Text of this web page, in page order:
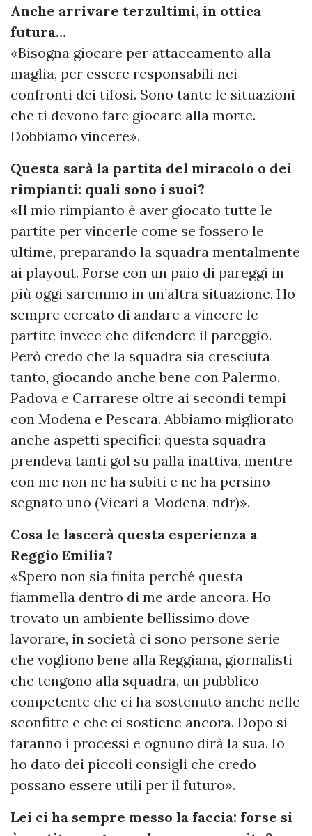
Anche arrivare terzultimi, in ottica
futura…
«Bisogna giocare per attaccamento alla
maglia, per essere responsabili nei
confronti dei tifosi. Sono tante le situazioni
che ti devono fare giocare alla morte.
Dobbiamo vincere».
Questa sarà la partita del miracolo o dei
rimpianti: quali sono i suoi?
«Il mio rimpianto è aver giocato tutte le
partite per vincerle come se fossero le
ultime, preparando la squadra mentalmente
ai playout. Forse con un paio di pareggi in
più oggi saremmo in un’altra situazione. Ho
sempre cercato di andare a vincere le
partite invece che difendere il pareggio.
Però credo che la squadra sia cresciuta
tanto, giocando anche bene con Palermo,
Padova e Carrarese oltre ai secondi tempi
con Modena e Pescara. Abbiamo migliorato
anche aspetti specifici: questa squadra
prendeva tanti gol su palla inattiva, mentre
con me non ne ha subiti e ne ha persino
segnato uno (Vicari a Modena, ndr)».
Cosa le lascerà questa esperienza a
Reggio Emilia?
«Spero non sia finita perché questa
fiammella dentro di me arde ancora. Ho
trovato un ambiente bellissimo dove
lavorare, in società ci sono persone serie
che vogliono bene alla Reggiana, giornalisti
che tengono alla squadra, un pubblico
competente che ci ha sostenuto anche nelle
sconfitte e che ci sostiene ancora. Dopo si
faranno i processi e ognuno dirà la sua. Io
ho dato dei piccoli consigli che credo
possano essere utili per il futuro».
Lei ci ha sempre messo la faccia: forse si